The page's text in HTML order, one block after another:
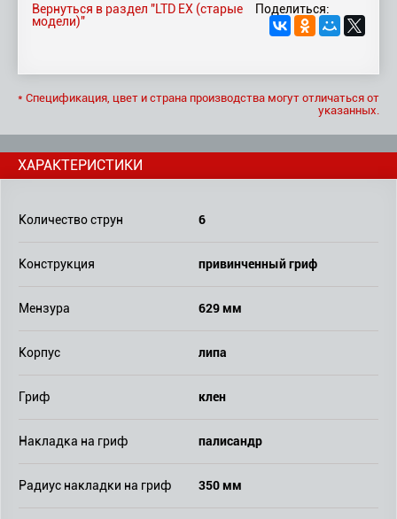
Поделиться:
Вернуться в раздел "LTD EX (старые
модели)"
* Спецификация, цвет и страна производства могут отличаться от
указанных.
ХАРАКТЕРИСТИКИ
Количество струн 6
Конструкция привинченный гриф
Мензура 629 мм
Корпус липа
Гриф клен
Накладка на гриф палисандр
Радиус накладки на гриф 350 мм